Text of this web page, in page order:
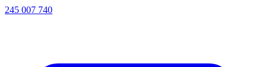
245 007 740